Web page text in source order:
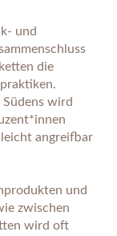
und
die
Südens wird
angreifbar
und
zwischen
wird oft